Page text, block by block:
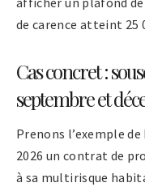
de carence atteint 25
Cas concret :
septembre et
Prenons l’exemple
2026 un contrat de
à sa multirisque